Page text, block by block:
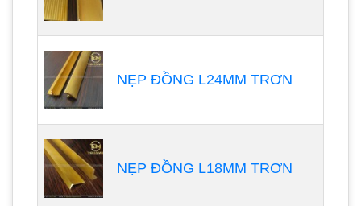
NẸP ĐỒNG L24MM TRƠN
NẸP ĐỒNG L18MM TRƠN